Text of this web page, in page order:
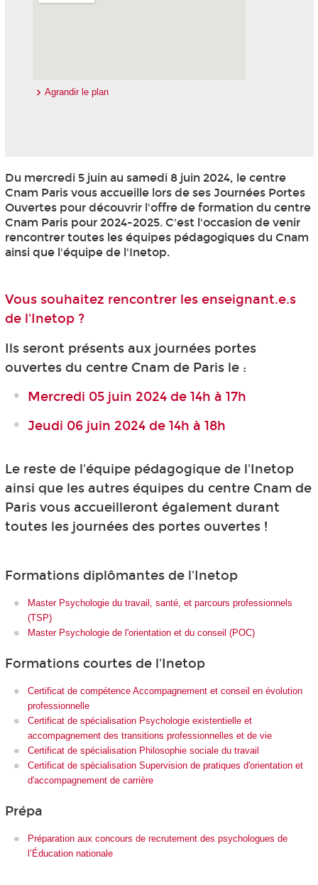
Agrandir le plan
Du mercredi 5 juin au samedi 8 juin 2024, le centre
Cnam Paris vous accueille lors de ses Journées Portes
Ouvertes pour découvrir l'offre de formation du centre
Cnam Paris pour 2024-2025. C'est l'occasion de venir
rencontrer toutes les équipes pédagogiques du Cnam
ainsi que l'équipe de l'Inetop.
Vous souhaitez rencontrer les enseignant.e.s
de l'Inetop ?
Ils seront présents aux journées portes
ouvertes du centre Cnam de Paris le :
Mercredi 05 juin 2024 de 14h à 17h
Jeudi 06 juin 2024 de 14h à 18h
Le reste de l'équipe pédagogique de l'Inetop
ainsi que les autres équipes du centre Cnam de
Paris vous accueilleront également durant
toutes les journées des portes ouvertes !
Formations diplômantes de l'Inetop
Master Psychologie du travail, santé, et parcours professionnels
(TSP)
Master Psychologie de l'orientation et du conseil (POC)
Formations courtes de l'Inetop
Certificat de compétence Accompagnement et conseil en évolution
professionnelle
Certificat de spécialisation Psychologie existentielle et
accompagnement des transitions professionnelles et de vie
Certificat de spécialisation Philosophie sociale du travail
Certificat de spécialisation Supervision de pratiques d'orientation et
d'accompagnement de carrière
Prépa
Préparation aux concours de recrutement des psychologues de
l’Éducation nationale